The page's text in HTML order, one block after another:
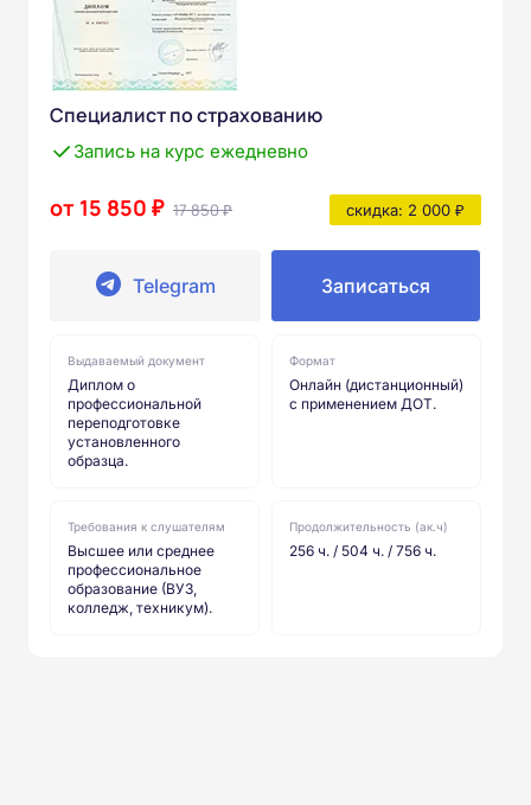
Специалист по страхованию
Запись на курс ежедневно
от 15 850 ₽ 17 850 ₽ скидка: 2 000 ₽
Telegram Записаться
Выдаваемый документ
Диплом о
профессиональной
переподготовке
установленного
образца.
Формат
Онлайн (дистанционный)
с применением ДОТ.
Требования к слушателям
Высшее или среднее
профессиональное
образование (ВУЗ,
колледж, техникум).
Продолжительность (ак.ч)
256 ч. / 504 ч. / 756 ч.